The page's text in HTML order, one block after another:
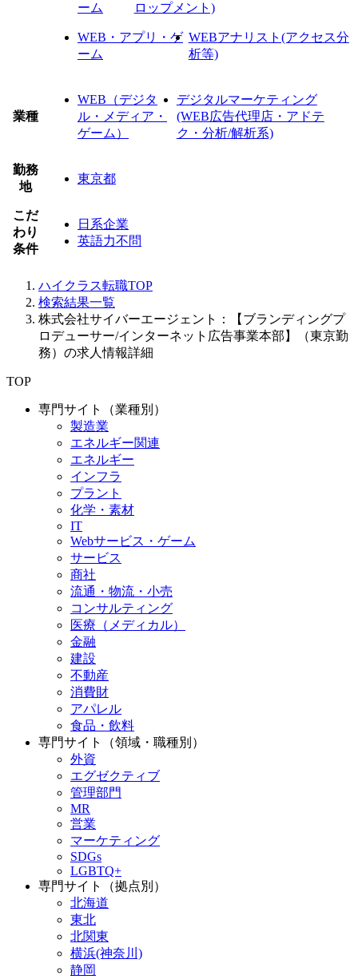
ーム
ロップメント)
WEB・アプリ・ゲ
ーム
WEBアナリスト(アクセス分
析等)
業種
WEB（デジタ
ル・メディア・
ゲーム）
デジタルマーケティング
(WEB広告代理店・アドテ
ク・分析/解析系)
勤務
地
東京都
こだ
わり
条件
日系企業
英語力不問
ハイクラス転職TOP
検索結果一覧
株式会社サイバーエージェント：【ブランディングプ
ロデューサー/インターネット広告事業本部】（東京勤
務）の求人情報詳細
TOP
専門サイト（業種別）
製造業
エネルギー関連
エネルギー
インフラ
プラント
化学・素材
IT
Webサービス・ゲーム
サービス
商社
流通・物流・小売
コンサルティング
医療（メディカル）
金融
建設
不動産
消費財
アパレル
食品・飲料
専門サイト（領域・職種別）
外資
エグゼクティブ
管理部門
MR
営業
マーケティング
SDGs
LGBTQ+
専門サイト（拠点別）
北海道
東北
北関東
横浜(神奈川)
静岡